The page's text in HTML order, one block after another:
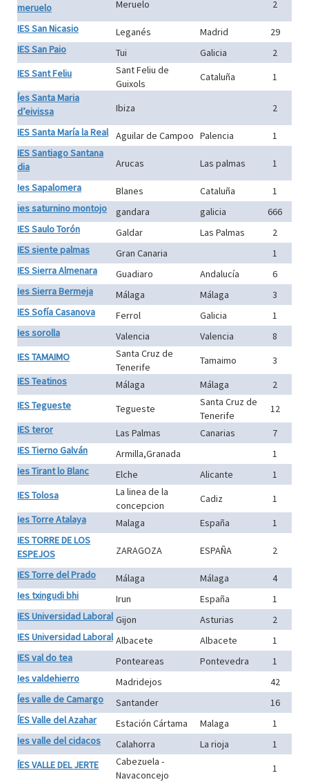
meruelo Meruelo
2
IES San Nicasio
Leganés Madrid
29
IES San Paio
Tui Galicia
2
IES Sant Feliu
Sant Feliu de
Guixols
Cataluña
1
Íes Santa Maria
d’eivissa
Ibiza
2
IES Santa María la Real
Aguilar de Campoo Palencia
1
IES Santiago Santana
dia
Arucas Las palmas
1
Ies Sapalomera
Blanes Cataluña
1
ies saturnino montojo
gandara galicia
666
IES Saulo Torón
Galdar Las Palmas
2
IES siente palmas
Gran Canaria
1
IES Sierra Almenara
Guadiaro Andalucía
6
Ies Sierra Bermeja
Málaga Málaga
3
IES Sofía Casanova
Ferrol Galicia
1
Ies sorolla
Valencia Valencia
8
IES TAMAIMO
Santa Cruz de
Tenerife
Tamaimo
3
IES Teatinos
Málaga Málaga
2
IES Tegueste
Tegueste
Santa Cruz de
Tenerife
12
IES teror
Las Palmas Canarias
7
IES Tierno Galván
Armilla,Granada
1
Ies Tirant lo Blanc
Elche Alicante
1
IES Tolosa
La linea de la
concepcion
Cadiz
1
Ies Torre Atalaya
Malaga España
1
IES TORRE DE LOS
ESPEJOS
ZARAGOZA ESPAÑA
2
IES Torre del Prado
Málaga Málaga
4
Ies txingudi bhi
Irun España
1
IES Universidad Laboral Gijon Asturias
2
IES Universidad Laboral Albacete Albacete
1
IES val do tea
Ponteareas Pontevedra
1
Ies valdehierro
Madridejos
42
Íes valle de Camargo
Santander
16
ÍES Valle del Azahar
Estación Cártama Malaga
1
Ies valle del cidacos
Calahorra La rioja
1
ÍES VALLE DEL JERTE
Cabezuela -
Navaconcejo
1